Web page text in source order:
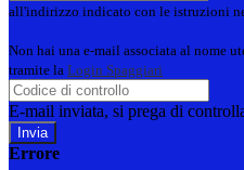
all'indirizzo indicato con le istruzioni
Non hai una e-mail associata al nome
tramite la Login Spaggiari
E-mail inviata, si prega di
Errore